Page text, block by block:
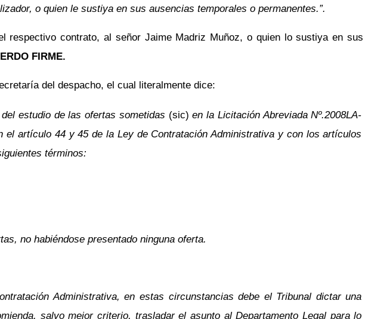
o quien le sustiya en sus ausencias temporales o permanentes.”.
respectivo contrato, al señor Jaime Madriz Muñoz, o quien lo sustiya en sus
FIRME.
del despacho, el cual literalmente dice:
estudio de las ofertas sometidas (sic) en la Licitación Abreviada Nº.2008LA-
el artículo 44 y 45 de la Ley de Contratación Administrativa y con los artículos
términos:
no habiéndose presentado ninguna oferta.
Administrativa, en estas circunstancias debe el Tribunal dictar una
salvo mejor criterio, trasladar el asunto al Departamento Legal para lo